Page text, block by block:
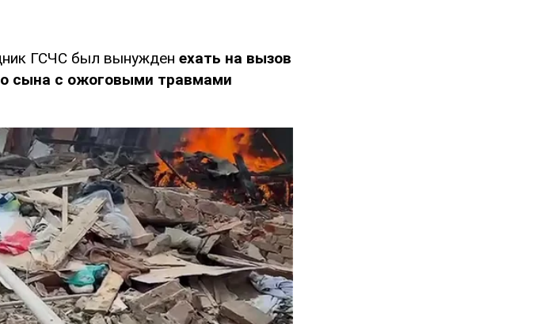
ГСЧС был вынужден ехать на вызов
сына с ожоговыми травмами